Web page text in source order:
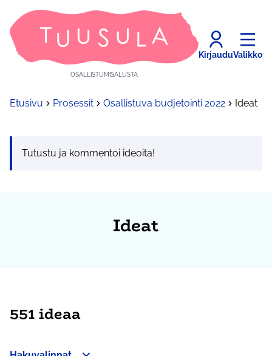
OSALLISTUMISALUSTA
KirjauduValikko
Etusivu Prosessit Osallistuva budjetointi 2022 Ideat
Tutustu ja kommentoi ideoita!
Ideat
551 ideaa